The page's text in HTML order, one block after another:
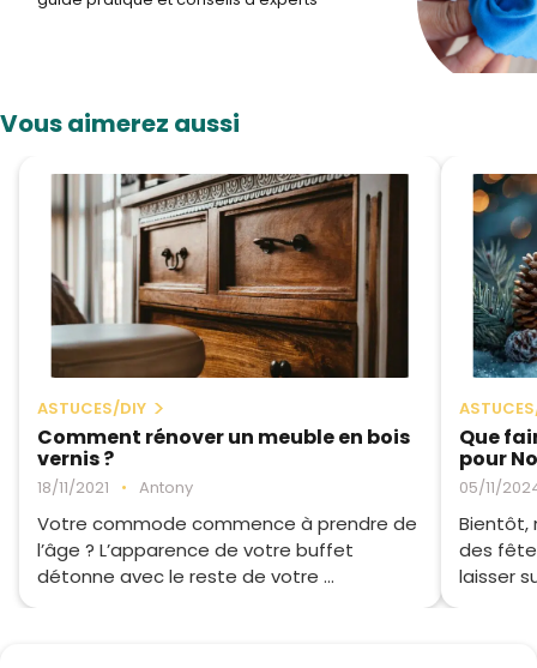
Vous aimerez aussi
ASTUCES/DIY
Comment rénover un meuble en bois
vernis ?
18/11/2021 • Antony
Votre commode commence à prendre de
l’âge ? L’apparence de votre buffet
détonne avec le reste de votre ...
Que
pour
05/11/
Bientôt,
des
laisser